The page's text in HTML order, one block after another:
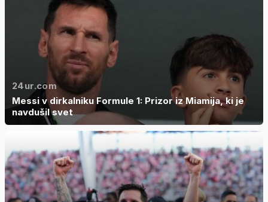
24ur.com
Messi v dirkalniku Formule 1: Prizor iz Miamija, ki je
navdušil svet